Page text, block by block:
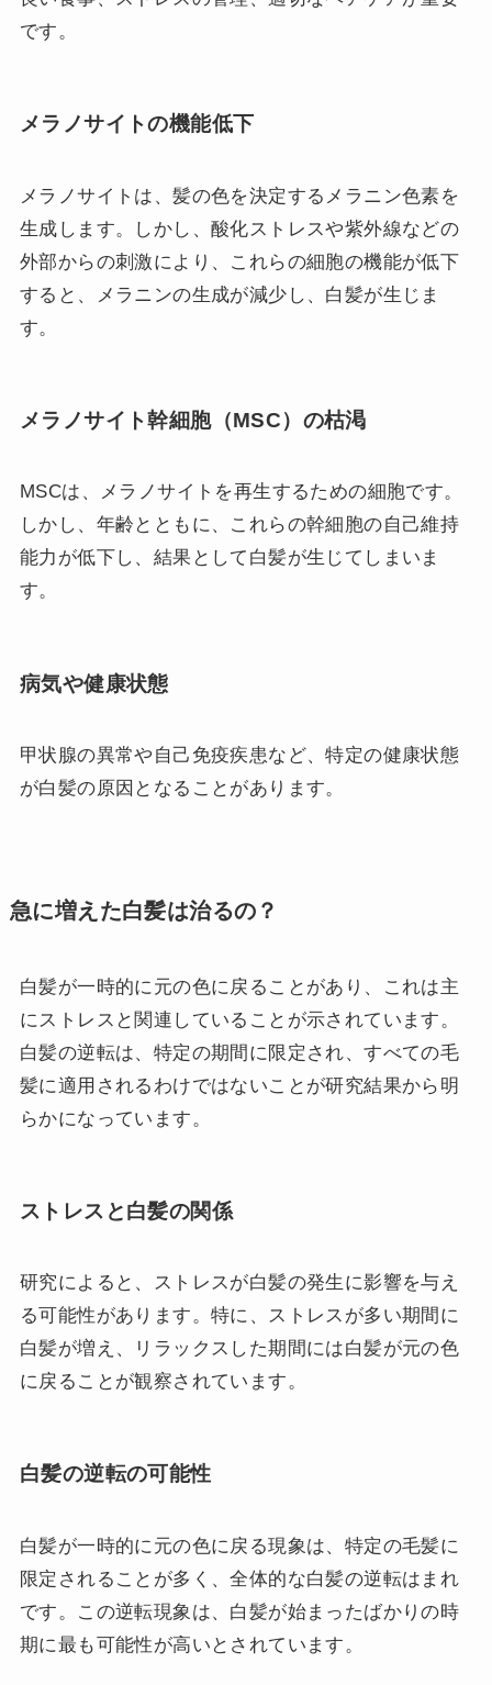
です。
メラノサイトの機能低下
メラノサイトは、髪の色を決定するメラニン色素を
生成します。しかし、酸化ストレスや紫外線などの
外部からの刺激により、これらの細胞の機能が低下
すると、メラニンの生成が減少し、白髪が生じま
す。
メラノサイト幹細胞（MSC）の枯渇
MSCは、メラノサイトを再生するための細胞です。
しかし、年齢とともに、これらの幹細胞の自己維持
能力が低下し、結果として白髪が生じてしまいま
す。
病気や健康状態
甲状腺の異常や自己免疫疾患など、特定の健康状態
が白髪の原因となることがあります。
急に増えた白髪は治るの？
白髪が一時的に元の色に戻ることがあり、これは主
にストレスと関連していることが示されています。
白髪の逆転は、特定の期間に限定され、すべての毛
髪に適用されるわけではないことが研究結果から明
らかになっています。
ストレスと白髪の関係
研究によると、ストレスが白髪の発生に影響を与え
る可能性があります。特に、ストレスが多い期間に
白髪が増え、リラックスした期間には白髪が元の色
に戻ることが観察されています。
白髪の逆転の可能性
白髪が一時的に元の色に戻る現象は、特定の毛髪に
限定されることが多く、全体的な白髪の逆転はまれ
です。この逆転現象は、白髪が始まったばかりの時
期に最も可能性が高いとされています。